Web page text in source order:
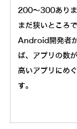
200～300ありま
まだ狭いところ
Android開発者
ば、アプリの数
高いアプリにめ
す。